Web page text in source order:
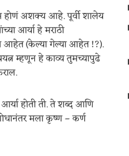
होणं अशक्य आहे. पूर्वी शालेय
आर्या हे मराठी
आहेत (केल्या गेल्या आहेत !?).
म्हणून हे काव्य तुमच्यापुढे
आर्या होती ती. ते शब्द आणि
मला कृष्ण – कर्ण